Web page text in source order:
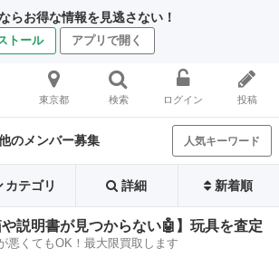
らお得な情報を見逃さない！
トール アプリで開く
東京都 検索 ログイン 投稿
のメンバー募集 人気キーワード
カテゴリ 詳細 新着順
や説明書が見つからない🤖】玩具を査定
悪くてもOK！最大限買取します